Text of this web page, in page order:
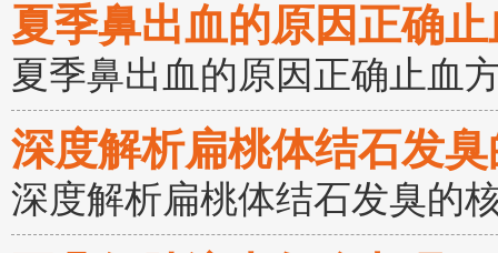
夏季鼻出血的原因正确
夏季鼻出血的原因正确止血
深度解析扁桃体结石发
深度解析扁桃体结石发臭的